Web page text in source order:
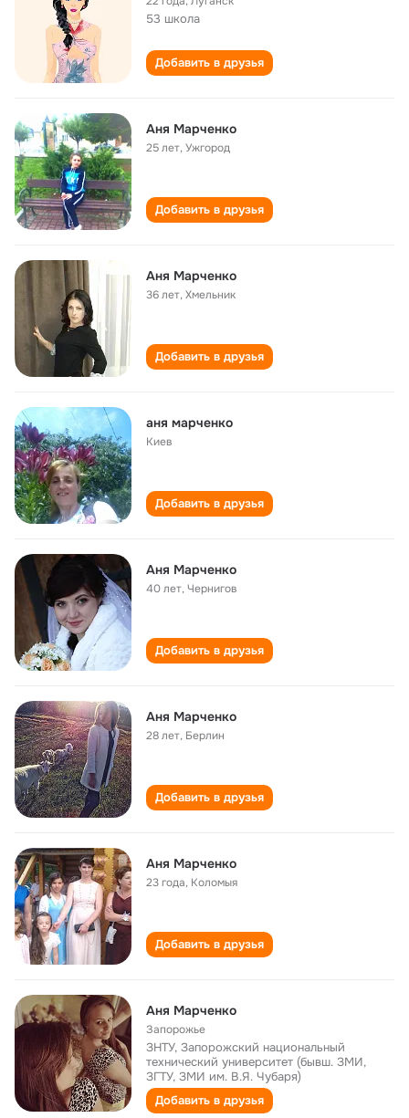
53 школа
Добавить в друзья
Аня Марченко
25 лет,Ужгород
Добавить в друзья
Аня Марченко
36 лет,Хмельник
Добавить в друзья
аня марченко
Киев
Добавить в друзья
Аня Марченко
40 лет,Чернигов
Добавить в друзья
Аня Марченко
28 лет, Берлин
Добавить в друзья
Аня Марченко
23 года, Коломыя
Добавить в друзья
Аня Марченко
Запорожье
ЗНТУ, Запорожский национальный
технический университет (бывш. ЗМИ,
ЗГТУ, ЗМИ им. В.Я. Чубаря)
Добавить в друзья